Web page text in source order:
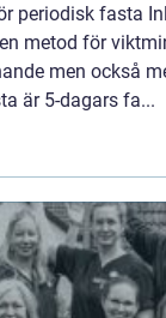
periodisk fasta
metod för
men också
är 5-dagars fa...